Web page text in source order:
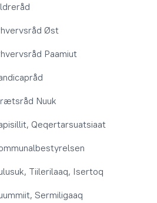
Øst
Paamiut
Nuuk
Qeqertarsuatsiaat
Tiilerilaaq, Isertoq
Sermiligaaq